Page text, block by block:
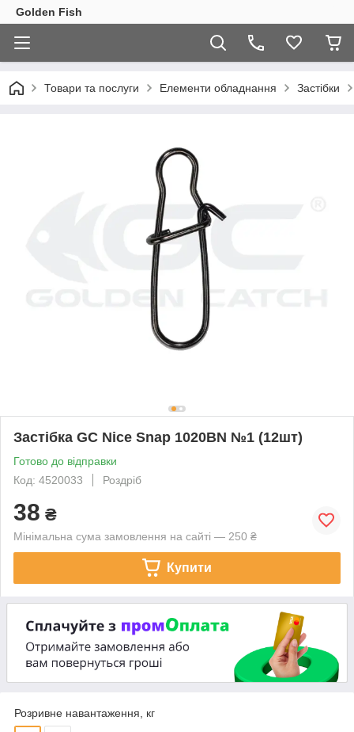
Golden Fish
Товари та послуги Елементи обладнання Застібки
Застібка GC Nice Snap 1020BN №1 (12шт)
Готово до відправки
Код: 4520033
Роздріб
38 ₴
Мінімальна сума замовлення на сайті — 250 ₴
Купити
Розривне навантаження, кг